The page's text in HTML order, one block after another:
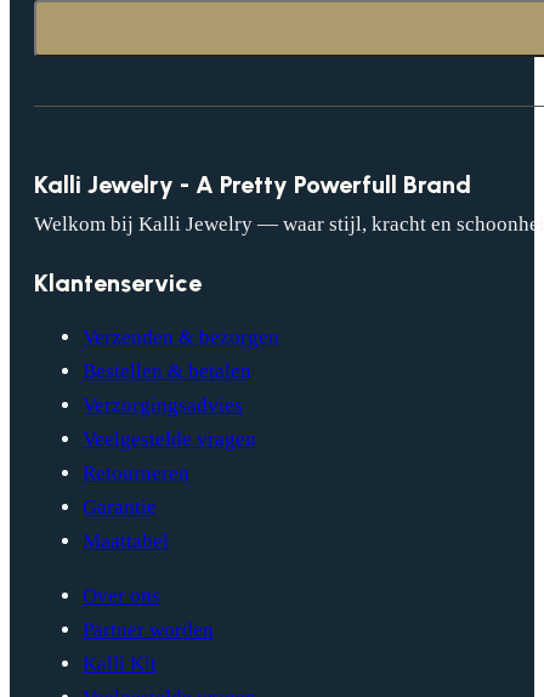
Kalli Jewelry - A Pretty Powerfull Brand
Welkom bij Kalli Jewelry — waar stijl, kracht en
Klantenservice
Verzenden & bezorgen
Bestellen & betalen
Verzorgingsadvies
Veelgestelde vragen
Retourneren
Garantie
Maattabel
Over ons
Partner worden
Kalli Kit